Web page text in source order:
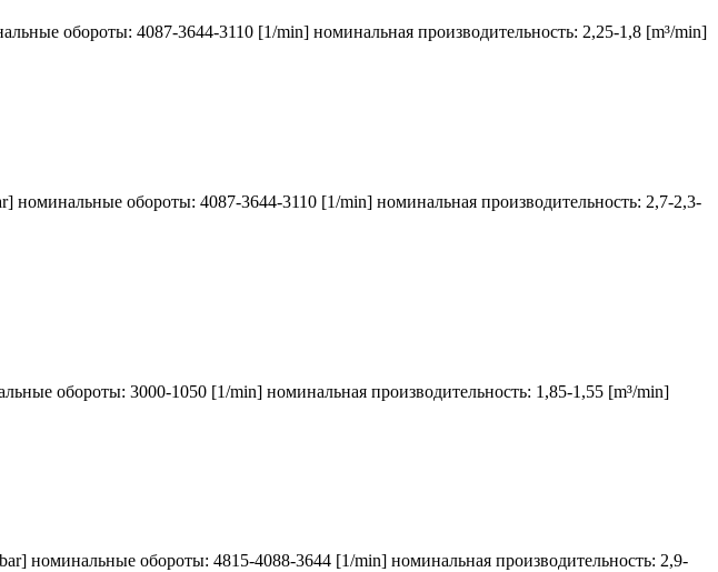
обороты: 4087-3644-3110 [1/min] номинальная производительность: 2,25-1,8 [m³/min]
номинальные обороты: 4087-3644-3110 [1/min] номинальная производительность: 2,7-2,3-
обороты: 3000-1050 [1/min] номинальная производительность: 1,85-1,55 [m³/min]
номинальные обороты: 4815-4088-3644 [1/min] номинальная производительность: 2,9-